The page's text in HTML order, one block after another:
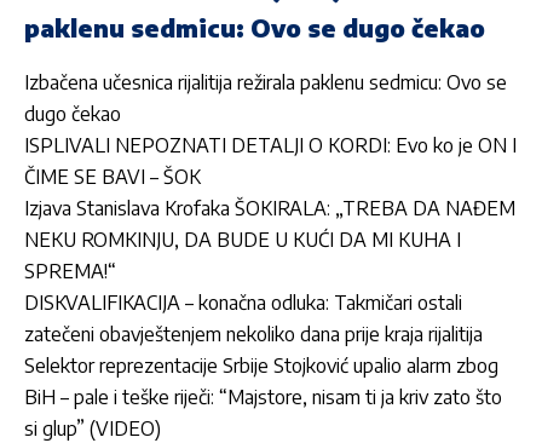
paklenu sedmicu: Ovo se dugo čekao
Izbačena učesnica rijalitija režirala paklenu sedmicu: Ovo se
dugo čekao
ISPLIVALI NEPOZNATI DETALJI O KORDI: Evo ko je ON I
ČIME SE BAVI – ŠOK
Izjava Stanislava Krofaka ŠOKIRALA: „TREBA DA NAĐEM
NEKU ROMKINJU, DA BUDE U KUĆI DA MI KUHA I
SPREMA!“
DISKVALIFIKACIJA – konačna odluka: Takmičari ostali
zatečeni obavještenjem nekoliko dana prije kraja rijalitija
Selektor reprezentacije Srbije Stojković upalio alarm zbog
BiH – pale i teške riječi: “Majstore, nisam ti ja kriv zato što
si glup” (VIDEO)